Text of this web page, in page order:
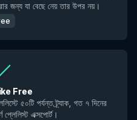
জন্য যা বেছে নেয় তার উপর নয়।
Free
৫০টি পর্যন্ত ট্র্যাক, গত ৭ দিনের
প্লেলিস্ট এক্সপোর্ট।